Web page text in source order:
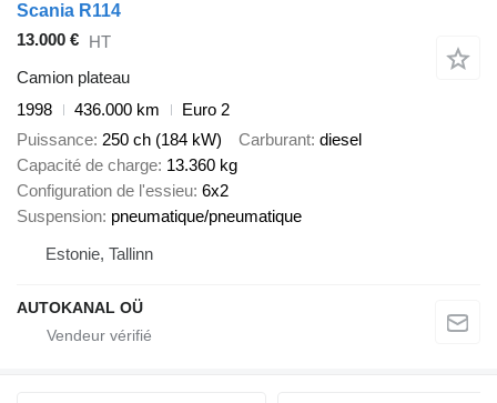
Scania R114
13.000 € HT
Camion plateau
1998
436.000 km
Euro 2
Puissance 250 ch (184 kW) Carburant diesel
Capacité de charge 13.360 kg
Configuration de l'essieu 6x2
Suspension pneumatique/pneumatique
Estonie, Tallinn
AUTOKANAL OÜ